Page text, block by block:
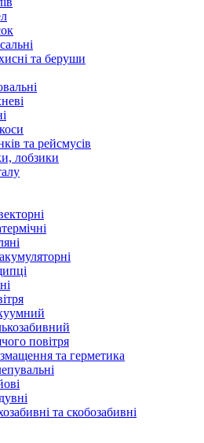
та беруши
та рейсмусів
лобзики
повітря
та герметика
та скобозабивні